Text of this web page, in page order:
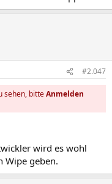
#2.047
sehen, bitteAnmelden
wird es wohl
Wipe geben.